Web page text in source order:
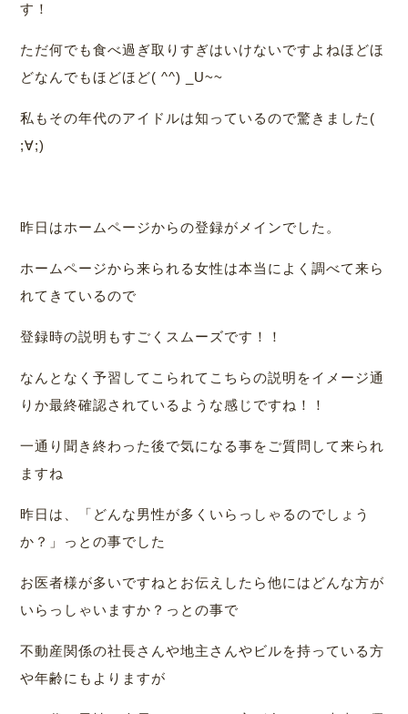
す！
ただ何でも食べ過ぎ取りすぎはいけないですよねほどほ
どなんでもほどほど( ^^) _U~~
私もその年代のアイドルは知っているので驚きました(
;∀;)
昨日はホームページからの登録がメインでした。
ホームページから来られる女性は本当によく調べて来ら
れてきているので
登録時の説明もすごくスムーズです！！
なんとなく予習してこられてこちらの説明をイメージ通
りか最終確認されているような感じですね！！
一通り聞き終わった後で気になる事をご質問して来られ
ますね
昨日は、「どんな男性が多くいらっしゃるのでしょう
か？」っとの事でした
お医者様が多いですねとお伝えしたら他にはどんな方が
いらっしゃいますか？っとの事で
不動産関係の社長さんや地主さんやビルを持っている方
や年齢にもよりますが